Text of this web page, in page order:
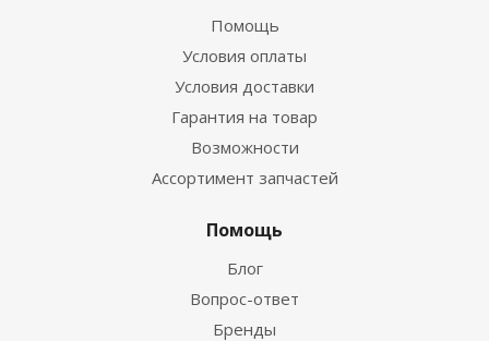
Помощь
Условия оплаты
Условия доставки
Гарантия на товар
Возможности
Ассортимент запчастей
Помощь
Блог
Вопрос-ответ
Бренды